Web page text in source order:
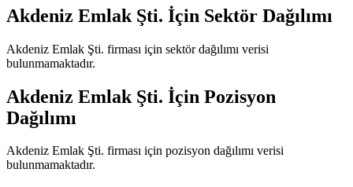
Akdeniz Emlak Şti. İçin Sektör Dağılımı
Akdeniz Emlak Şti. firması için sektör dağılımı verisi
bulunmamaktadır.
Akdeniz Emlak Şti. İçin Pozisyon
Dağılımı
Akdeniz Emlak Şti. firması için pozisyon dağılımı verisi
bulunmamaktadır.